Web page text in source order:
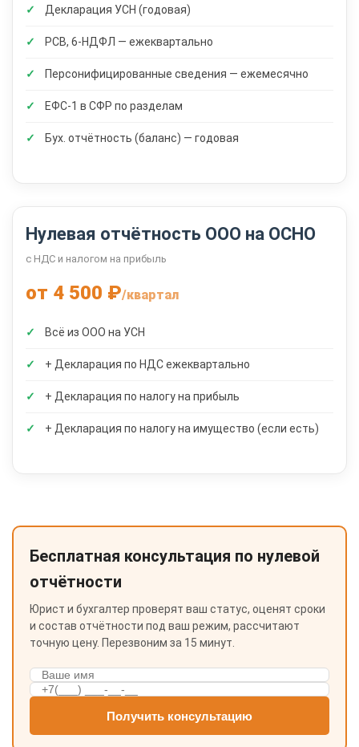
Декларация УСН (годовая)
РСВ, 6-НДФЛ — ежеквартально
Персонифицированные сведения — ежемесячно
ЕФС-1 в СФР по разделам
Бух. отчётность (баланс) — годовая
Нулевая отчётность ООО на ОСНО
с НДС и налогом на прибыль
от 4 500 ₽/квартал
Всё из ООО на УСН
+ Декларация по НДС ежеквартально
+ Декларация по налогу на прибыль
+ Декларация по налогу на имущество (если есть)
Бесплатная консультация по нулевой
отчётности
Юрист и бухгалтер проверят ваш статус, оценят сроки
и состав отчётности под ваш режим, рассчитают
точную цену. Перезвоним за 15 минут.
Получить консультацию